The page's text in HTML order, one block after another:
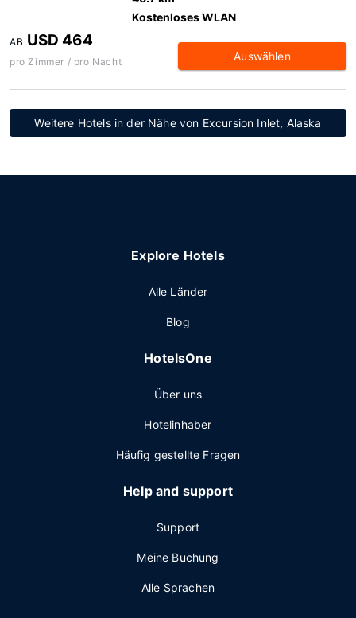
Kostenloses WLAN
AB USD 464
pro Zimmer / pro Nacht Auswählen
Weitere Hotels in der Nähe von Excursion Inlet, Alaska
Explore Hotels
Alle Länder
Blog
HotelsOne
Über uns
Hotelinhaber
Häufig gestellte Fragen
Help and support
Support
Meine Buchung
Alle Sprachen